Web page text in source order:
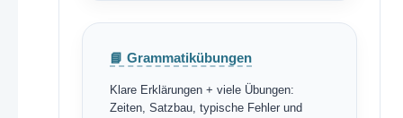
📘 Grammatikübungen
Klare Erklärungen + viele Übungen:
Zeiten, Satzbau, typische Fehler und